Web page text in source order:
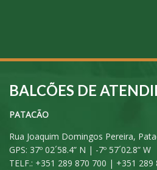
BALCÕES DE
PATACÃO
Rua Joaquim Domingos Pereira,
GPS: 37º 02´58.4” N | -7º 57´02.8” W
TELF.: +351 289 870 700 | +351 289